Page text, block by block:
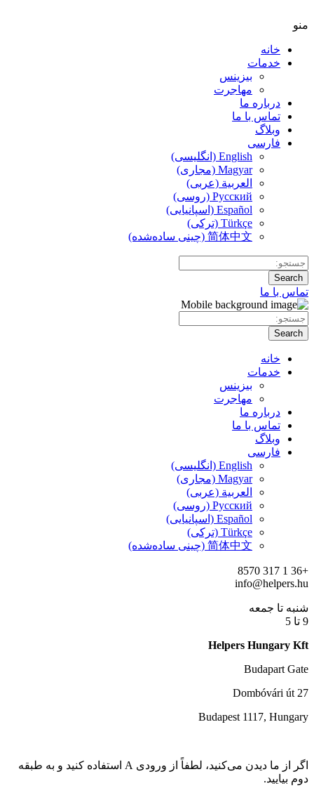
منو
خانه
خدمات
بیزینس
مهاجرت
درباره ما
تماس با ما
وبلاگ
فارسی
English (انگلیسی)
Magyar (مجاری)
العربية (عربی)
Русский (روسی)
Español (اسپانیایی)
Türkçe (ترکی)
简体中文 (چینی ساده‌شده)
Search
تماس با ما
Search
خانه
خدمات
بیزینس
مهاجرت
درباره ما
تماس با ما
وبلاگ
فارسی
English (انگلیسی)
Magyar (مجاری)
العربية (عربی)
Русский (روسی)
Español (اسپانیایی)
Türkçe (ترکی)
简体中文 (چینی ساده‌شده)
+36 1 317 8570
info@helpers.hu
شنبه تا جمعه
9 تا 5
Helpers Hungary Kft
Budapart Gate
Dombóvári út 27
Budapest 1117, Hungary
اگر از ما دیدن می‌کنید، لطفاً از ورودی A استفاده کنید و به طبقه
دوم بیایید.